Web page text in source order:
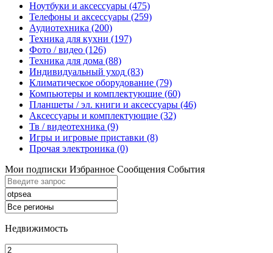
Ноутбуки и аксессуары (475)
Телефоны и аксессуары (259)
Аудиотехника (200)
Техника для кухни (197)
Фото / видео (126)
Техника для дома (88)
Индивидуальный уход (83)
Климатическое оборудование (79)
Компьютеры и комплектующие (60)
Планшеты / эл. книги и аксессуары (46)
Аксессуары и комплектующие (32)
Тв / видеотехника (9)
Игры и игровые приставки (8)
Прочая электроника (0)
Мои подписки Избранное Сообщения События
Недвижимость